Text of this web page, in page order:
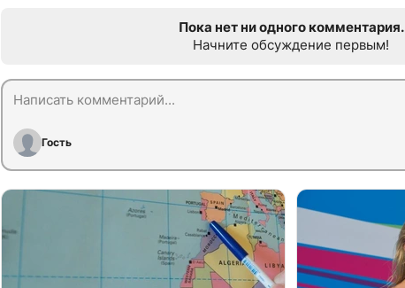
Пока нет ни одного комментария.
Начните обсуждение первым!
Гость